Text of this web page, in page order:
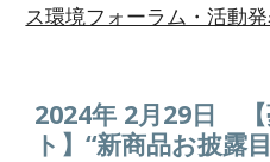
ス環境フォーラム・活動
2024年 2月29日
ト】“新商品お披露